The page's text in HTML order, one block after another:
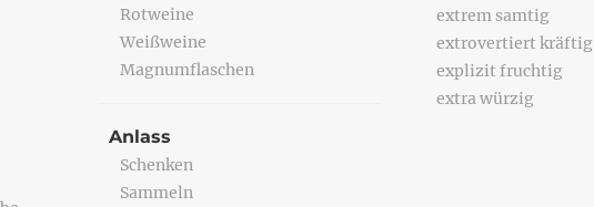
Rotweine
Weißweine
Magnumflaschen
Anlass
Schenken
Sammeln
extrem samtig
extrovertiert kräftig
explizit fruchtig
extra würzig